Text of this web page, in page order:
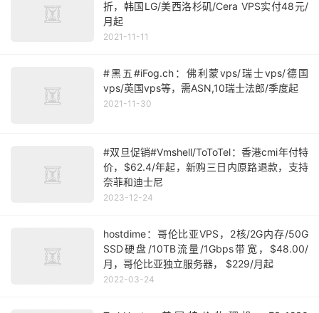
折，韩国LG/美西洛杉矶/Cera VPS实付48元/
月起
2021-11-11
#黑五#iFog.ch：佛利蒙vps/瑞士vps/德国
vps/英国vps等，需ASN,10瑞士法郎/季度起
2021-11-30
#双旦促销#Vmshell/ToToTel：香港cmi年付特
价，$62.4/年起，新购三日内原路退款，支持
奈菲和迪士尼
2023-12-24
hostdime：哥伦比亚VPS，2核/2G内存/50G
SSD硬盘/10TB流量/1Gbps带宽，$48.00/
月，哥伦比亚独立服务器， $229/月起
2022-03-24